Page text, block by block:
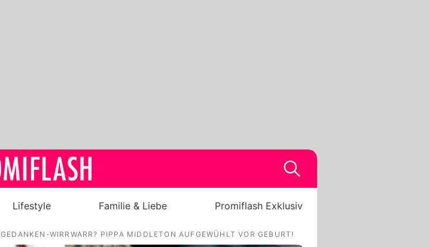
Royals
Lifestyle Familie & Liebe Promiflash Exklusiv
GEDANKEN-WIRRWARR? PIPPA MIDDLETON AUFGEWÜHLT VOR GEBURT!